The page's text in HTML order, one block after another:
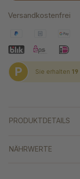
Versandkostenfrei
P Sie erhalten 19
PRODUKTDETAILS
NÄHRWERTE